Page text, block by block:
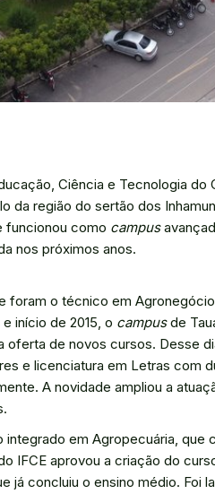
Ciência e Tecnologia do
da região do sertão dos
funcionou como campus
nos próximos anos.
foram o técnico em
início de 2015, o campusde
oferta de novos cursos. Desse
e licenciatura em Letras com
A novidade ampliou a
em Agropecuária, que
IFCE aprovou a criação do
já concluiu o ensino médio. Foi